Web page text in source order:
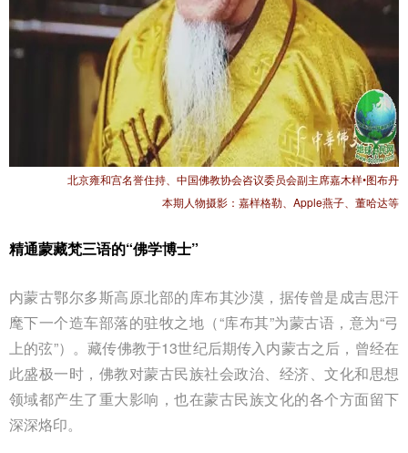
北京雍和宫名誉住持、中国佛教协会咨议委员会副主席嘉木样•图布丹
本期人物摄影：嘉样格勒、Apple燕子、董哈达等
精通蒙藏梵三语的“佛学博士”
内蒙古鄂尔多斯高原北部的库布其沙漠，据传曾是成吉思汗
麾下一个造车部落的驻牧之地（“库布其”为蒙古语，意为“弓
上的弦”）。藏传佛教于13世纪后期传入内蒙古之后，曾经在
此盛极一时，佛教对蒙古民族社会政治、经济、文化和思想
领域都产生了重大影响，也在蒙古民族文化的各个方面留下
深深烙印。